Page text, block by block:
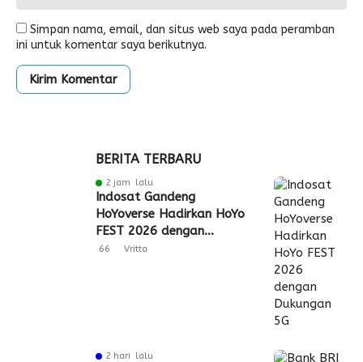
Simpan nama, email, dan situs web saya pada peramban
ini untuk komentar saya berikutnya.
BERITA TERBARU
2 jam lalu
Indosat Gandeng
HoYoverse Hadirkan HoYo
FEST 2026 dengan
Dukungan 5G
66 Vritta
2 hari lalu